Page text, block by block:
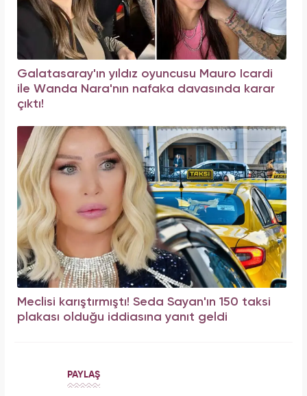
Galatasaray'ın yıldız oyuncusu Mauro Icardi
ile Wanda Nara'nın nafaka davasında karar
çıktı!
Meclisi karıştırmıştı! Seda Sayan'ın 150 taksi
plakası olduğu iddiasına yanıt geldi
PAYLAŞ